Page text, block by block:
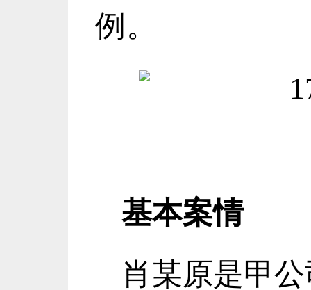
例。
基本案情
肖某原是甲